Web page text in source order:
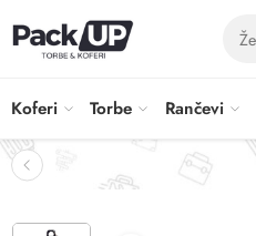
Koferi Torbe Rančevi